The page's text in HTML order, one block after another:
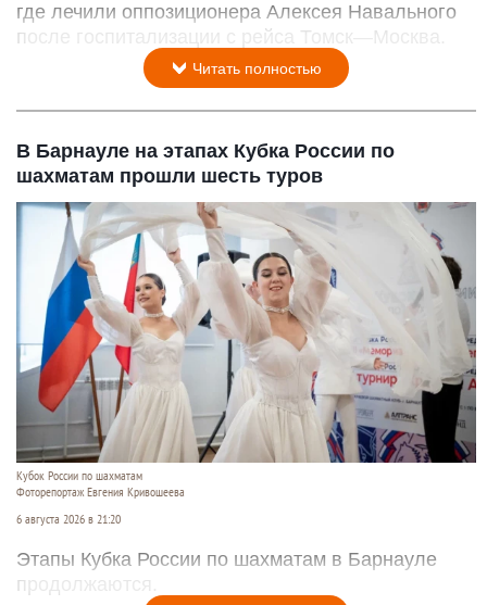
где лечили оппозиционера Алексея Навального
после госпитализации с рейса Томск—Москва.
Читать полностью
В Барнауле на этапах Кубка России по
шахматам прошли шесть туров
Кубок России по шахматам
Фоторепортаж Евгения Кривошеева
6 августа 2026 в 21:20
Этапы Кубка России по шахматам в Барнауле
продолжаются.